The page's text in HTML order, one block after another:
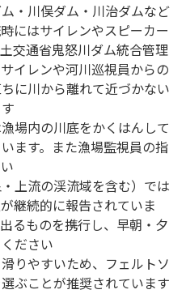
・川俣ダム・川治ダムなど
にはサイレンやスピーカー
交通省鬼怒川ダム統合管理
イレンや河川巡視員からの
に川から離れて近づかない
場内の川底をかくはんして
ます。また漁場監視員の指
上流の渓流域を含む）では
継続的に報告されていま
るものを携行し、早朝・夕
ださい
りやすいため、フェルトソ
ぶことが推奨されています